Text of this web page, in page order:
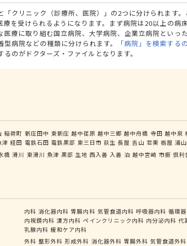
「クリニック（診療所、医院）」の2つに分けられます
療を受けられるようになります。まず病院は20以上の病
医療に取り組む国立病院、大学病院、企業立病院といっ
病院などの種類に分けられます。
「病院」を検索する
のがドクターズ・ファイルとなります。
稲荷町 新庄田中 東新庄 越中荏原 越中三郷 越中舟橋 寺田 越中泉
津 経田 電鉄石田 電鉄黒部 東三日市 荻生 長屋 舌山 若栗 栃屋 浦山
橋 滑川 東滑川 魚津 黒部 生地 西入善 入善 泊 越中宮崎 市振 倶利
内科 消化器内科 胃腸内科 気管食道内科 呼吸器内科 循環
内視鏡内科 漢方内科 ペインクリニック内科 内分泌内科 代
乳腺内科 緩和ケア内科
外科 整形外科 形成外科 消化器外科 胃腸外科 気管食道外科